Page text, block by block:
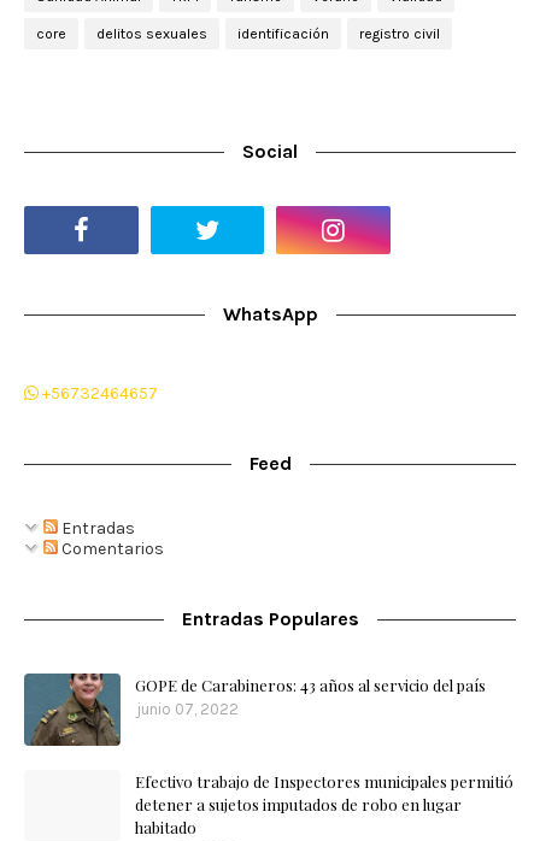
core delitos sexuales identificación registro civil
Social
WhatsApp
+56732464657
Feed
Entradas
Comentarios
Entradas Populares
GOPE de Carabineros: 43 años al servicio del país
junio 07, 2022
Efectivo trabajo de Inspectores municipales permitió
detener a sujetos imputados de robo en lugar
habitado